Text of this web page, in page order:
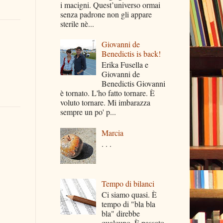
i macigni. Quest’universo ormai
senza padrone non gli appare
sterile nè...
Giovanni de
Benedictis is back!
Erika Fusella e
Giovanni de
Benedictis Giovanni
è tornato. L'ho fatto tornare. È
voluto tornare. Mi imbarazza
sempre un po' p...
Marcia
. . .
Tempo di bilanci
Ci siamo quasi. È
tempo di "bla bla
bla" direbbe